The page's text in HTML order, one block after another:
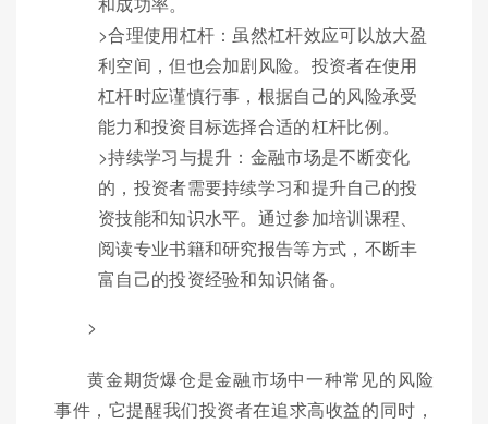
>合理使用杠杆：虽然杠杆效应可以放大盈
利空间，但也会加剧风险。投资者在使用
杠杆时应谨慎行事，根据自己的风险承受
能力和投资目标选择合适的杠杆比例。
>持续学习与提升：金融市场是不断变化
的，投资者需要持续学习和提升自己的投
资技能和知识水平。通过参加培训课程、
阅读专业书籍和研究报告等方式，不断丰
富自己的投资经验和知识储备。
>
黄金期货爆仓是金融市场中一种常见的风险
事件，它提醒我们投资者在追求高收益的同时，